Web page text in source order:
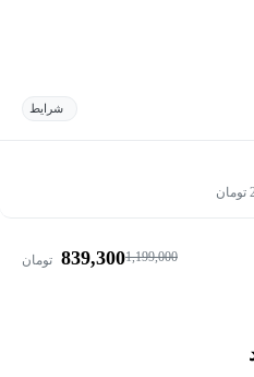
شرایط
1,199,000
839,300 تومان